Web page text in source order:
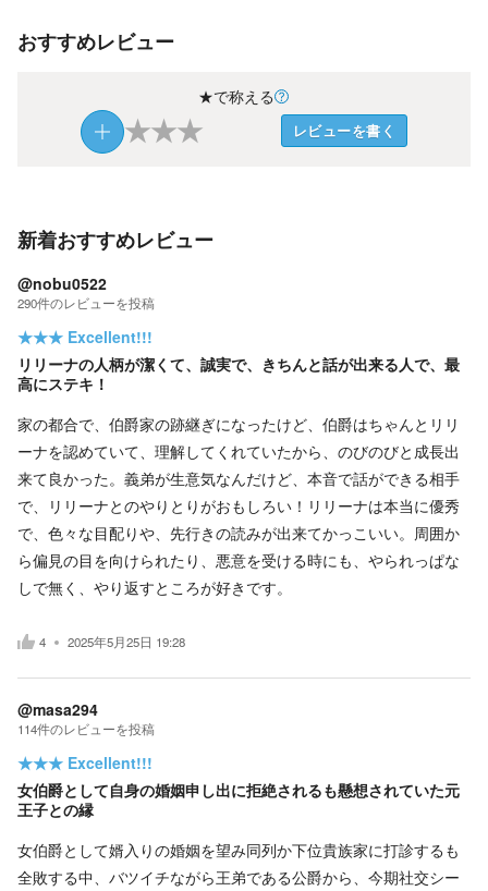
おすすめレビュー
★で称える
★★★ レビューを書く
新着おすすめレビュー
@nobu0522
290件のレビューを投稿
★★★ Excellent!!!
リリーナの人柄が潔くて、誠実で、きちんと話が出来る人で、最
高にステキ！
家の都合で、伯爵家の跡継ぎになったけど、伯爵はちゃんとリリ
ーナを認めていて、理解してくれていたから、のびのびと成長出
来て良かった。義弟が生意気なんだけど、本音で話ができる相手
で、リリーナとのやりとりがおもしろい！リリーナは本当に優秀
で、色々な目配りや、先行きの読みが出来てかっこいい。周囲か
ら偏見の目を向けられたり、悪意を受ける時にも、やられっぱな
しで無く、やり返すところが好きです。
4 2025年5月25日 19:28
@masa294
114件のレビューを投稿
★★★ Excellent!!!
女伯爵として自身の婚姻申し出に拒絶されるも懸想されていた元
王子との縁
女伯爵として婿入りの婚姻を望み同列か下位貴族家に打診するも
全敗する中、バツイチながら王弟である公爵から、今期社交シー